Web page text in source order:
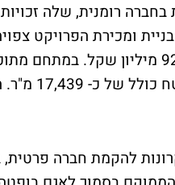
מבנים
להקמת חברה